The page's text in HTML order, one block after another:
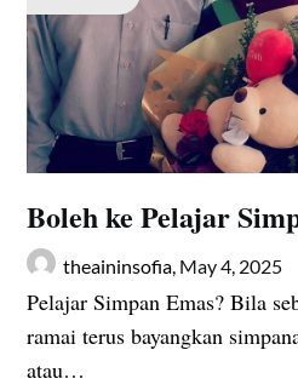
Boleh ke Pelajar
theaininsofia, May 4, 2025
Pelajar Simpan Emas? Bila
ramai terus bayangkan
atau…